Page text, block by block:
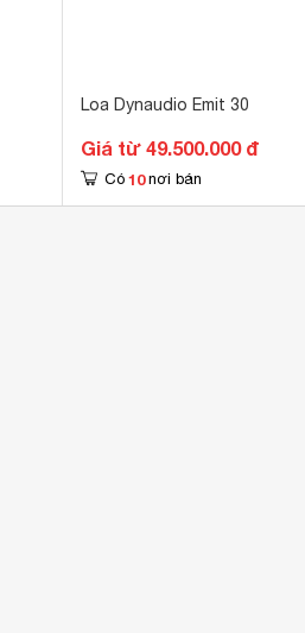
Loa Dynaudio Emit 30
Giá từ 49.500.000 đ
Có 10 nơi bán